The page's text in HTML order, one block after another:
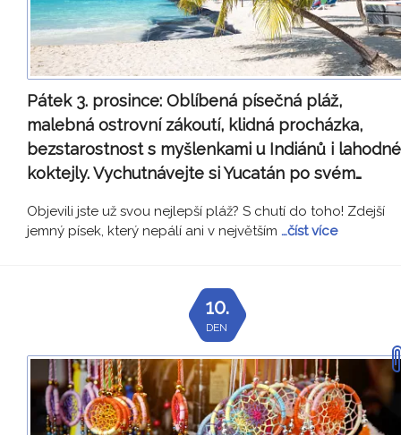
Pátek 3. prosince: Oblíbená písečná pláž,
malebná ostrovní zákoutí, klidná procházka,
bezstarostnost s myšlenkami u Indiánů i lahodné
koktejly. Vychutnávejte si Yucatán po svém…
Objevili jste už svou nejlepší pláž? S chutí do toho! Zdejší
jemný písek, který nepálí ani v největším …číst více
10.
DEN